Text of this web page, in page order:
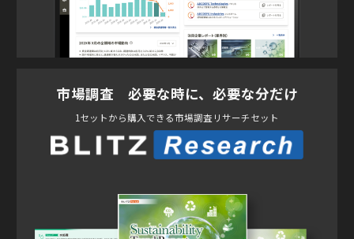
市場調査 必要な時に、必要な分だけ
1セットから購入できる市場調査リサーチセット